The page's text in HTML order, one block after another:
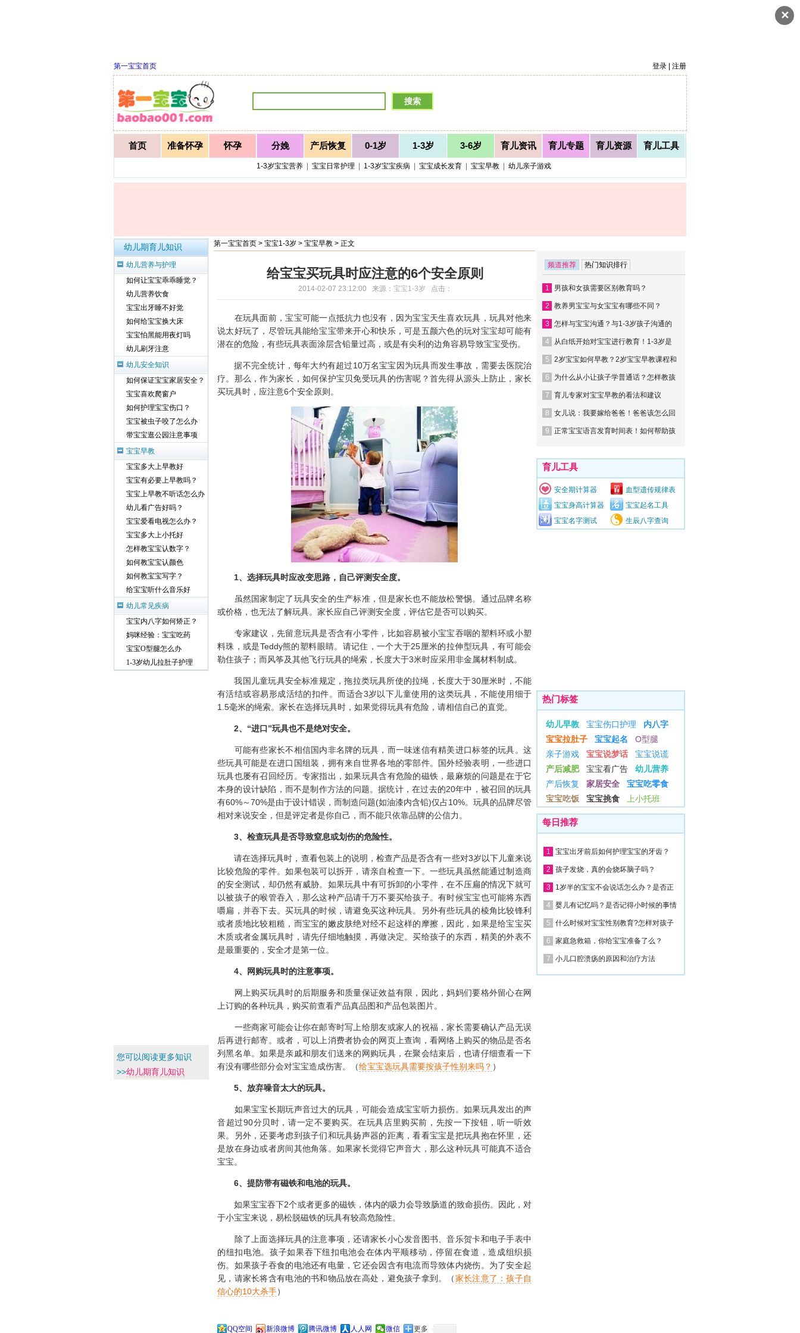
✕
第一宝宝首页 登录 | 注册
首页 准备怀孕 怀孕 分娩 产后恢复 0-1岁 1-3岁 3-6岁 育儿资讯 育儿专题 育儿资源 育儿工具
1-3岁宝宝营养| 宝宝日常护理 1-3岁宝宝疾病| 宝宝成长发育| 宝宝早教| 幼儿亲子游戏
第一宝宝首页 > 宝宝1-3岁 > 宝宝早教 > 正文
给宝宝买玩具时应注意的6个安全原则
2014-02-07 23:12:00 来源： 宝宝1-3岁 点击：
在玩具面前，宝宝可能一点抵抗力也没有，因为宝宝天生喜欢玩具，玩具对他来
说太好玩了，尽管玩具能给宝宝带来开心和快乐，可是五颜六色的玩对宝宝却可能有
潜在的危险，有些玩具表面涂层含铅量过高，或是有尖利的边角容易导致宝宝受伤。
据不完全统计，每年大约有超过10万名宝宝因为玩具而发生事故，需要去医院治
疗。那么，作为家长，如何保护宝贝免受玩具的伤害呢？首先得从源头上防止，家长
买玩具时，应注意6个安全原则。
1、选择玩具时应改变思路，自己评测安全度。
虽然国家制定了玩具安全的生产标准，但是家长也不能放松警惕。通过品牌名称
或价格，也无法了解玩具。家长应自己评测安全度，评估它是否可以购买。
专家建议，先留意玩具是否含有小零件，比如容易被小宝宝吞咽的塑料环或小塑
料珠，或是Teddy熊的塑料眼睛。请记住，一个大于25厘米的拉伸型玩具，有可能会
勒住孩子；而风筝及其他飞行玩具的绳索，长度大于3米时应采用非金属材料制成。
我国儿童玩具安全标准规定，拖拉类玩具所使的拉绳，长度大于30厘米时，不能
有活结或容易形成活结的扣件。而适合3岁以下儿童使用的这类玩具，不能使用细于
1.5毫米的绳索。家长在选择玩具时，如果觉得玩具有危险，请相信自己的直觉。
2、“进口”玩具也不是绝对安全。
可能有些家长不相信国内非名牌的玩具，而一味迷信有精美进口标签的玩具。这
些玩具可能是在进口国组装，拥有来自世界各地的零部件。国外经验表明，一些进口
玩具也屡有召回经历。专家指出，如果玩具含有危险的磁铁，最麻烦的问题是在于它
本身的设计缺陷，而不是制作方法的问题。据统计，在过去的20年中，被召回的玩具
有60%～70%是由于设计错误，而制造问题(如油漆内含铅)仅占10%。玩具的品牌尽管
相对来说安全，但是评定者是你自己，而不能只依靠品牌的公信力。
3、检查玩具是否导致窒息或划伤的危险性。
请在选择玩具时，查看包装上的说明，检查产品是否含有一些对3岁以下儿童来说
比较危险的零件。如果包装可以拆开，请亲自检查一下。一些玩具虽然能通过制造商
的安全测试，却仍然有威胁。如果玩具中有可拆卸的小零件，在不压扁的情况下就可
以被孩子的喉管吞入，那么这种产品请千万不要买给孩子。有时候宝宝也可能将东西
嚼扁，并吞下去。买玩具的时候，请避免买这种玩具。另外有些玩具的棱角比较锋利
或者质地比较粗糙，而宝宝的嫩皮肤绝对经不起这样的摩擦，因此，如果是给宝宝买
木质或者金属玩具时，请先仔细地触摸，再做决定。买给孩子的东西，精美的外表不
是最重要的，安全才是第一位。
4、网购玩具时的注意事项。
网上购买玩具时的后期服务和质量保证效益有限，因此，妈妈们要格外留心在网
上订购的各种玩具，购买前查看产品真品图和产品包装图片。
一些商家可能会让你在邮寄时写上给朋友或家人的祝福，家长需要确认产品无误
后再进行邮寄。或者，可以上消费者协会的网页上查询，看网络上购买的物品是否名
列黑名单。如果是亲戚和朋友们送来的网购玩具，在聚会结束后，也请仔细查看一下
有没有哪些部分会对宝宝造成伤害。（给宝宝选玩具需要按孩子性别来吗？ ）
5、放弃噪音太大的玩具。
如果宝宝长期玩声音过大的玩具，可能会造成宝宝听力损伤。如果玩具发出的声
音超过90分贝时，请一定不要购买。在玩具店里购买前，先按一下按钮，听一听效
果。另外，还要考虑到孩子们和玩具扬声器的距离，看看宝宝是把玩具抱在怀里，还
是放在身边或者房间其他角落。如果家长觉得它声音大，那么这种玩具可能真不适合
宝宝。
6、提防带有磁铁和电池的玩具。
如果宝宝吞下2个或者更多的磁铁，体内的吸力会导致肠道的致命损伤。因此，对
于小宝宝来说，易松脱磁铁的玩具有较高危险性。
除了上面选择玩具的注意事项，还请家长小心发音图书、音乐贺卡和电子手表中
的纽扣电池。孩子如果吞下纽扣电池会在体内平顺移动，停留在食道，造成组织损
伤。如果孩子吞食的电池还有电量，它还会因含有电流而导致体内烧伤。为了安全起
见，请家长将含有电池的书和物品放在高处，避免孩子拿到。（家长注意了：孩子自
信心的10大杀手）
QQ空间 新浪微博 腾讯微博 人人网 微信 更多
幼儿期育儿知识
幼儿营养与护理
如何让宝宝乖乖睡觉？
幼儿营养饮食
宝宝出牙睡不好觉
如何给宝宝换大床
宝宝怕黑能用夜灯吗
幼儿刷牙注意
幼儿安全知识
如何保证宝宝家居安全？
宝宝喜欢爬窗户
如何护理宝宝伤口？
宝宝被虫子咬了怎么办
带宝宝逛公园注意事项
宝宝早教
宝宝多大上早教好
宝宝有必要上早教吗？
宝宝上早教不听话怎么办
幼儿看广告好吗？
宝宝爱看电视怎么办？
宝宝多大上小托好
怎样教宝宝认数字？
如何教宝宝认颜色
如何教宝宝写字？
给宝宝听什么音乐好
幼儿常见疾病
宝宝内八字如何矫正？
妈咪经验：宝宝吃药
宝宝O型腿怎么办
1-3岁幼儿拉肚子护理
您可以阅读更多知识
>>幼儿期育儿知识
频道推荐 热门知识排行
1 男孩和女孩需要区别教育吗？
2 教养男宝宝与女宝宝有哪些不同？
3 怎样与宝宝沟通？与1-3岁孩子沟通的
4 从白纸开始对宝宝进行教育！1-3岁是
5 2岁宝宝如何早教？2岁宝宝早教课程和
6 为什么从小让孩子学普通话？怎样教孩
7 育儿专家对宝宝早教的看法和建议
8 女儿说：我要嫁给爸爸！爸爸该怎么回
9 正常宝宝语言发育时间表！如何帮助孩
育儿工具
安全期计算器
血型遗传规律表
宝宝身高计算器
宝宝起名工具
宝宝名字测试
生辰八字查询
热门标签
幼儿早教 宝宝伤口护理
内八字
宝宝拉肚子
宝宝起名
O型腿
亲子游戏
宝宝说梦话
宝宝说谎
产后减肥
宝宝看广告
幼儿营养
产后恢复
家居安全
宝宝吃零食
宝宝吃饭
宝宝挑食 上小托班
每日推荐
1 宝宝出牙前后如何护理宝宝的牙齿？
2 孩子发烧，真的会烧坏脑子吗？
3 1岁半的宝宝不会说话怎么办？是否正
4 婴儿有记忆吗？是否记得小时候的事情
5 什么时候对宝宝性别教育?怎样对孩子
6 家庭急救箱，你给宝宝准备了么？
7 小儿口腔溃疡的原因和治疗方法